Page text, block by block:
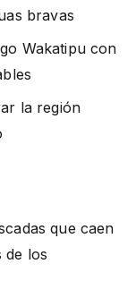
bravas
Wakatipu con
la región
que caen
de los